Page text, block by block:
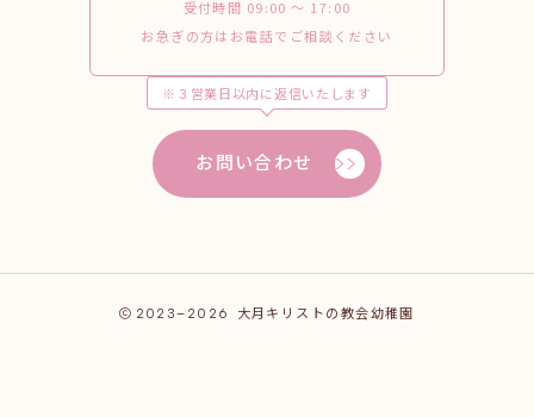
受付時間 09:00 〜 17:00
お急ぎの方はお電話でご相談ください
※３営業日以内に返信いたします
お問い合わせ
2023–2026 大月キリストの教会幼稚園